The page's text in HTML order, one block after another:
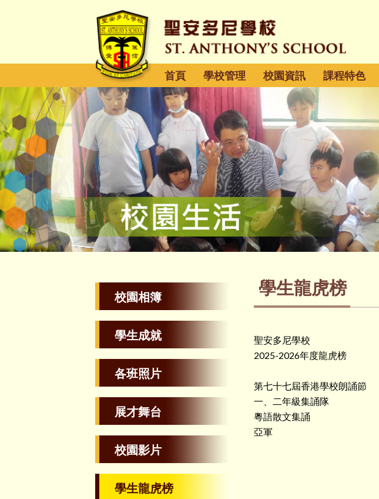
首頁 學校管理 校園資訊 課程特色
校園相簿
學生成就
各班照片
展才舞台
校園影片
學生龍虎榜
學生龍虎榜
聖安多尼學校
2025-2026年度龍虎榜
第七十七屆香港學校朗誦節
一、二年級集誦隊
粵語散文集誦
亞軍